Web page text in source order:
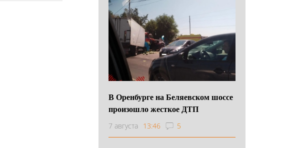
В Оренбурге на Беляевском шоссе
произошло жесткое ДТП
7 августа 13:46 5